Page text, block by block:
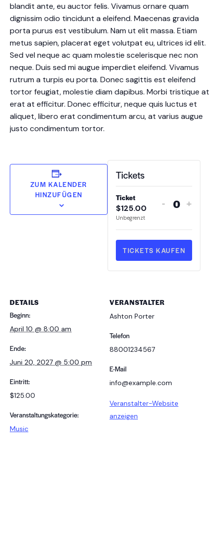
blandit ante, eu auctor felis. Vivamus ornare quam
dignissim odio tincidunt a eleifend. Maecenas gravida
porta purus est vestibulum. Nam ut elit massa. Etiam
metus sapien, placerat eget volutpat eu, ultrices id elit.
Sed vel neque ac quam molestie scelerisque nec non
neque. Duis sed mi augue imperdiet eleifend. Vivamus
rutrum a turpis eu porta. Donec sagittis est eleifend
tortor feugiat, molestie diam dapibus. Morbi tristique at
erat at efficitur. Donec efficitur, neque quis luctus et
aliquet, libero erat condimentum arcu, at varius augue
justo condimentum tortor.
ZUM KALENDER
HINZUFÜGEN
Tickets
Ticket
$125.00
Unbegrenzt
-
A
z
a
h
+
TICKETS KAUFEN
DETAILS
Beginn:
April 10 @ 8:00 am
Ende:
Juni 20, 2027 @ 5:00 pm
Eintritt:
$125.00
Veranstaltungskategorie:
Music
VERANSTALTER
Ashton Porter
Telefon
88001234567
E-Mail
info@example.com
Veranstalter-Website
anzeigen